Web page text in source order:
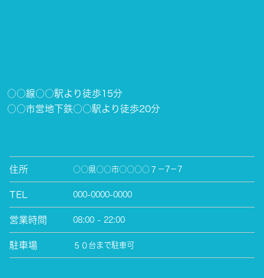
○○線○○駅より徒歩15分
○○市営地下鉄○○駅より徒歩20分
住所 ○○県○○市○○○○７－7－7
TEL 000-0000-0000
営業時間 08:00 - 22:00
駐車場 ５０台まで駐車可